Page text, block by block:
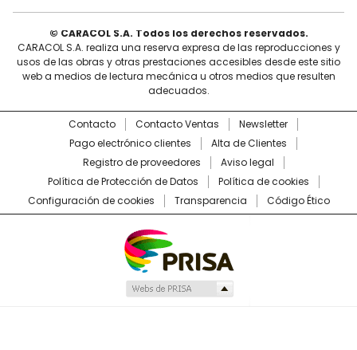
© CARACOL S.A. Todos los derechos reservados.
CARACOL S.A. realiza una reserva expresa de las reproducciones y
usos de las obras y otras prestaciones accesibles desde este sitio
web a medios de lectura mecánica u otros medios que resulten
adecuados.
Contacto Contacto Ventas
Newsletter
Pago electrónico clientes
Alta de Clientes
Registro de proveedores
Aviso legal
Política de Protección de Datos
Política de cookies
Configuración de cookies
Transparencia Código Ético